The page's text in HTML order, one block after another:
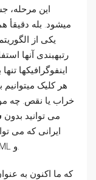
این مرحله،
میشود. بله
رتبهبندی آنها
اینفوگرافیکها
هر کلیک
خراب یا نقص. چه
می توانید بدون
ایرانی که می
Heading Tags یا تگهای عنوان، تگهای HTML و.
که ما اکنون به